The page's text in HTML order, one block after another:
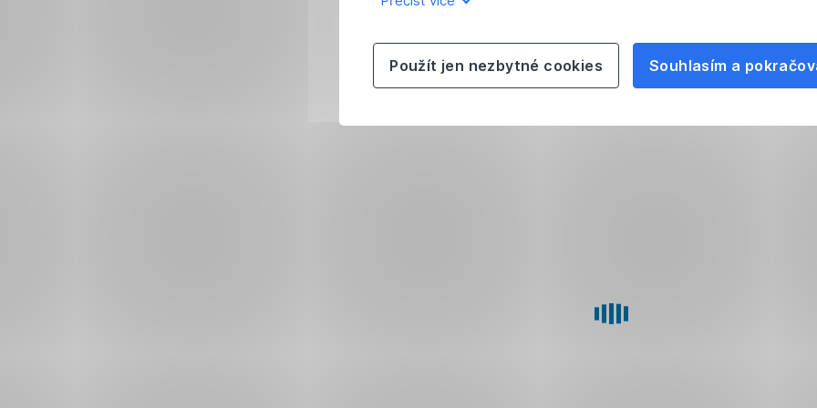
Souhlasím a
Použít jen nezbytné cookies